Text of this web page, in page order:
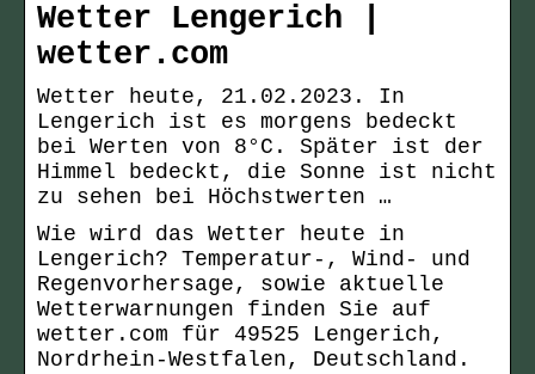
Wetter Lengerich |
wetter.com
Wetter heute, 21.02.2023. In
Lengerich ist es morgens bedeckt
bei Werten von 8°C. Später ist der
Himmel bedeckt, die Sonne ist nicht
zu sehen bei Höchstwerten …
Wie wird das Wetter heute in
Lengerich? Temperatur-, Wind- und
Regenvorhersage, sowie aktuelle
Wetterwarnungen finden Sie auf
wetter.com für 49525 Lengerich,
Nordrhein-Westfalen, Deutschland.